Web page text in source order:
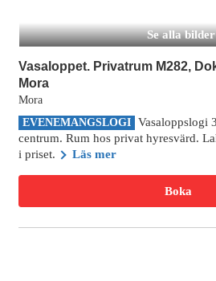
Vasaloppet. Privatrum M282,
Mora
Mora
EVENEMANGSLOGI Vasaloppslogi
centrum. Rum hos privat hyresvärd.
i priset.
Läs mer
Boka
Se alla bilder